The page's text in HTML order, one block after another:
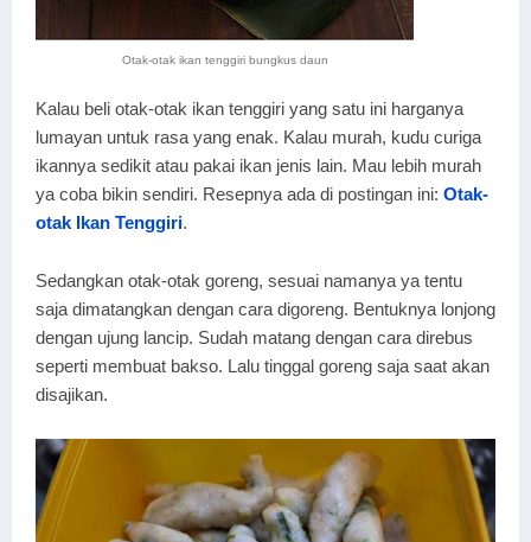
Otak-otak ikan tenggiri bungkus daun
Kalau beli otak-otak ikan tenggiri yang satu ini harganya
lumayan untuk rasa yang enak. Kalau murah, kudu curiga
ikannya sedikit atau pakai ikan jenis lain. Mau lebih murah
ya coba bikin sendiri. Resepnya ada di postingan ini: Otak-
otak Ikan Tenggiri.
Sedangkan otak-otak goreng, sesuai namanya ya tentu
saja dimatangkan dengan cara digoreng. Bentuknya lonjong
dengan ujung lancip. Sudah matang dengan cara direbus
seperti membuat bakso. Lalu tinggal goreng saja saat akan
disajikan.